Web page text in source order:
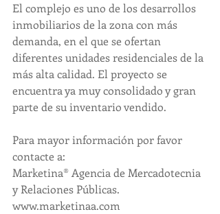
El complejo es uno de los desarrollos
inmobiliarios de la zona con más
demanda, en el que se ofertan
diferentes unidades residenciales de la
más alta calidad. El proyecto se
encuentra ya muy consolidado y gran
parte de su inventario vendido.
Para mayor información por favor
contacte a:
Marketina® Agencia de Mercadotecnia
y Relaciones Públicas.
www.marketinaa.com